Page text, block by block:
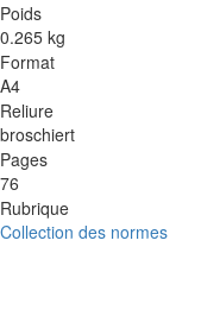
Poids
0.265 kg
Format
A4
Reliure
broschiert
Pages
76
Rubrique
Collection des normes